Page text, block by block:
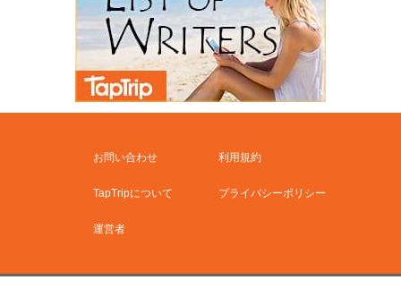
お問い合わせ 利用規約
TapTripについて プライバシーポリシー
運営者